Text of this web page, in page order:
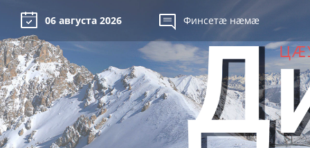
06 августа 2026 Финсетæ нæмæ